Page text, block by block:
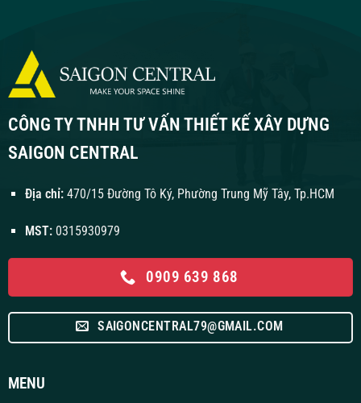
CÔNG TY TNHH TƯ VẤN THIẾT KẾ XÂY DỰNG
SAIGON CENTRAL
Địa chỉ:470/15 Đường Tô Ký, Phường Trung Mỹ Tây, Tp.HCM
MST: 0315930979
0909 639 868
SAIGONCENTRAL79@GMAIL.COM
MENU